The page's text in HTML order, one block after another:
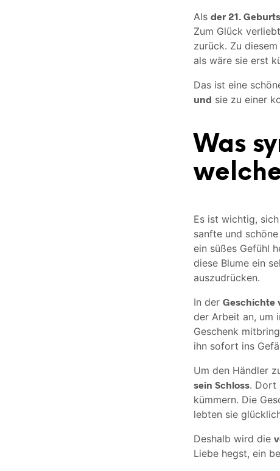
Als der 21.
Zum Glück
zurück. Zu
als wäre sie erst
Das ist eine
und sie zu einer
Was
Es ist wichtig,
sanfte und
ein süßes Gefühl
diese Blume ein
auszudrücken.
In der Geschichte
der Arbeit an, um
Geschenk
ihn sofort ins
Um den Händler
sein Schloss. Dort
kümmern. Die
lebten sie
Deshalb wird die
Liebe hegst, ein